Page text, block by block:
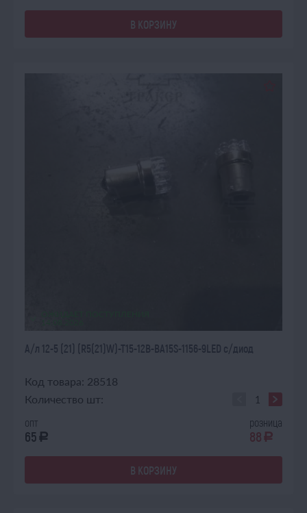
В КОРЗИНУ
А/л 12-5 (21) (R5(21)W)-T15-12В-BA15S-1156-9LED с/диод
Код товара: 28518
Количество шт:
опт
65 a
розница
88 a
В КОРЗИНУ